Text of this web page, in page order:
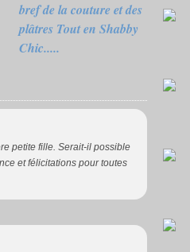
bref de la couture et des
plâtres Tout en Shabby
Chic.....
petite fille. Serait-il possible
et félicitations pour toutes